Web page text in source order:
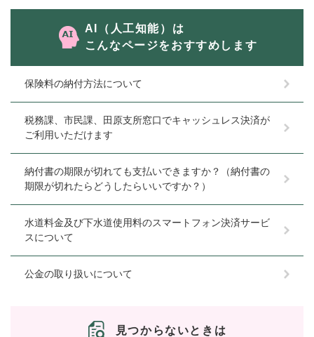
AI（人工知能）は
こんなページをおすすめします
保険料の納付方法について
税務課、市民課、田原支所窓口でキャッシュレス決済が
ご利用いただけます
納付書の期限が切れても支払いできますか？（納付書の
期限が切れたらどうしたらいいですか？）
水道料金及び下水道使用料のスマートフォン決済サービ
スについて
公金の取り扱いについて
見つからないときは